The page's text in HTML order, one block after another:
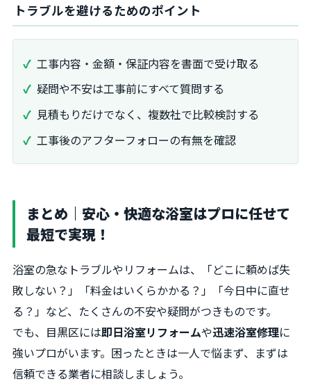
トラブルを避けるためのポイント
工事内容・金額・保証内容を書面で受け取る
疑問や不安は工事前にすべて質問する
見積もりだけでなく、複数社で比較検討する
工事後のアフターフォローの有無を確認
まとめ｜安心・快適な浴室はプロに任せて
最短で実現！
浴室の急なトラブルやリフォームは、「どこに頼めば失
敗しない？」「料金はいくらかかる？」「今日中に直せ
る？」など、たくさんの不安や疑問がつきものです。
でも、目黒区には即日浴室リフォームや迅速浴室修理に
強いプロがいます。困ったときは一人で悩まず、まずは
信頼できる業者に相談しましょう。